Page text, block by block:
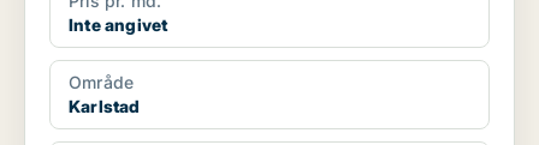
Inte angivet
Område
Karlstad